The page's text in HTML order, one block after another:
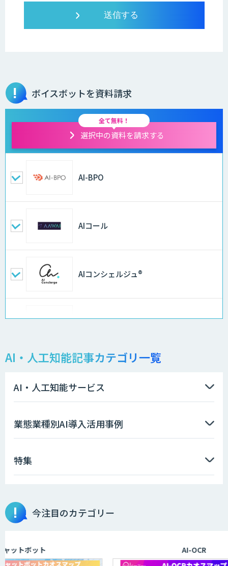
ボイスボットを資料請求
全て無料！
選択中の資料を請求する
AI-BPO
AIコール
AIコンシェルジュ®
AI音声生成 ElevenLabs
AI Worker
DXセカンドオピニオン
LINEWORKS AiCall（VOICEIVR）
AI・人工知能記事カテゴリ一覧
AI・人工知能サービス
業態業種別AI導入活用事例
特集
今注目のカテゴリー
トボット AI-OCR